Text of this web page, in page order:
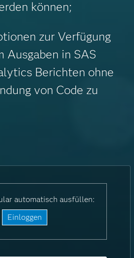
können;
zur Verfügung
Ausgaben in SAS
Berichten ohne
von Code zu
automatisch ausfüllen:
Einloggen